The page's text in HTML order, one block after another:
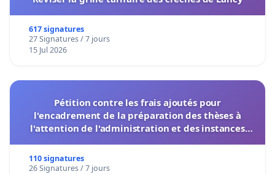
617 signatures
27 Signatures / 7 jours
15 Jul 2026
Pétition contre les frais ajoutés pour
l'encadrement de la préparation des thèses à
l'attention de l'administration et des instances
110 signatures
26 Signatures / 7 jours